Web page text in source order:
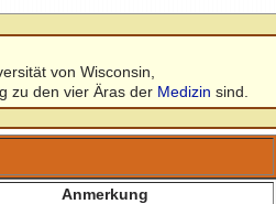
von Wisconsin,
zu den vier Äras der Medizin sind.
Anmerkung